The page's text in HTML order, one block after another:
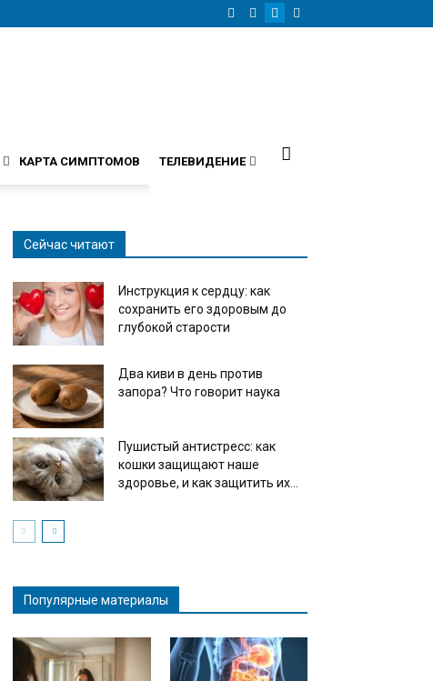
КАРТА СИМПТОМОВ ТЕЛЕВИДЕНИЕ
Сейчас читают
Инструкция к сердцу: как
сохранить его здоровым до
глубокой старости
Два киви в день против
запора? Что говорит наука
Пушистый антистресс: как
кошки защищают наше
здоровье, и как защитить их...
Популярные материалы